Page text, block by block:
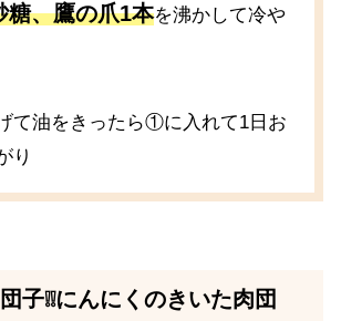
糖、鷹の爪1本を沸かして冷や
て油をきったら①に入れて1日お
り
子❕❕にんにくのきいた肉団